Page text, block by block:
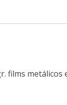
metálicos